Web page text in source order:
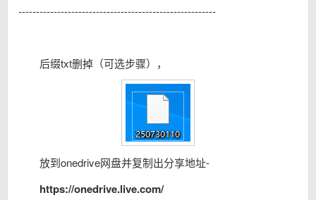
--------------------------------------------------------
后缀txt删掉（可选步骤），
放到onedrive网盘并复制出分享地址-
https://onedrive.live.com/